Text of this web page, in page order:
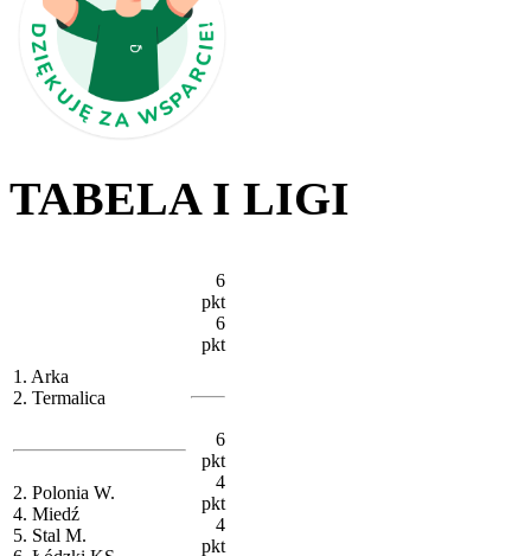
TABELA I LIGI
1. Arka
2. Termalica
2. Polonia W.
4. Miedź
5. Stal M.
6
pkt
6
pkt
6
pkt
4
pkt
4
pkt